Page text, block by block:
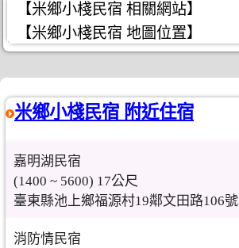
【米鄉小棧民宿 相關網站】
【米鄉小棧民宿 地圖位置】
米鄉小棧民宿 附近住宿
嘉明湖民宿
(1400 ~ 5600) 17公尺
臺東縣池上鄉福源村19鄰文田路106號
消防情民宿